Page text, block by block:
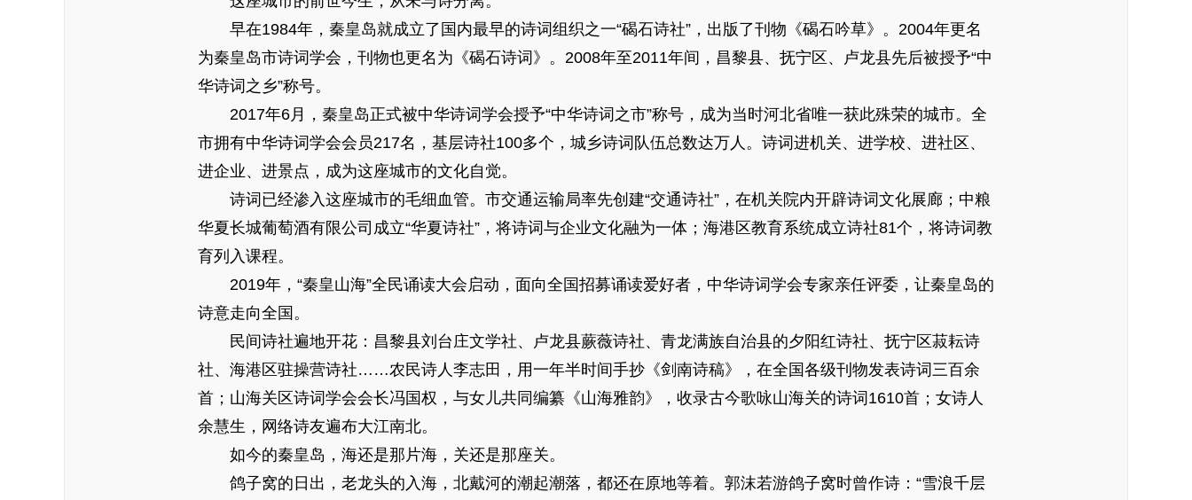
早在1984年，秦皇岛就成立了国内最早的诗词组织之一“碣石诗社”，出版了刊物《碣石吟草》。2004年更名
为秦皇岛市诗词学会，刊物也更名为《碣石诗词》。2008年至2011年间，昌黎县、抚宁区、卢龙县先后被授予“中
华诗词之乡”称号。
2017年6月，秦皇岛正式被中华诗词学会授予“中华诗词之市”称号，成为当时河北省唯一获此殊荣的城市。全
市拥有中华诗词学会会员217名，基层诗社100多个，城乡诗词队伍总数达万人。诗词进机关、进学校、进社区、
进企业、进景点，成为这座城市的文化自觉。
诗词已经渗入这座城市的毛细血管。市交通运输局率先创建“交通诗社”，在机关院内开辟诗词文化展廊；中粮
华夏长城葡萄酒有限公司成立“华夏诗社”，将诗词与企业文化融为一体；海港区教育系统成立诗社81个，将诗词教
育列入课程。
2019年，“秦皇山海”全民诵读大会启动，面向全国招募诵读爱好者，中华诗词学会专家亲任评委，让秦皇岛的
诗意走向全国。
民间诗社遍地开花：昌黎县刘台庄文学社、卢龙县蕨薇诗社、青龙满族自治县的夕阳红诗社、抚宁区菽耘诗
社、海港区驻操营诗社……农民诗人李志田，用一年半时间手抄《剑南诗稿》，在全国各级刊物发表诗词三百余
首；山海关区诗词学会会长冯国权，与女儿共同编纂《山海雅韵》，收录古今歌咏山海关的诗词1610首；女诗人
余慧生，网络诗友遍布大江南北。
如今的秦皇岛，海还是那片海，关还是那座关。
鸽子窝的日出，老龙头的入海，北戴河的潮起潮落，都还在原地等着。郭沫若游鸽子窝时曾作诗：“雪浪千层